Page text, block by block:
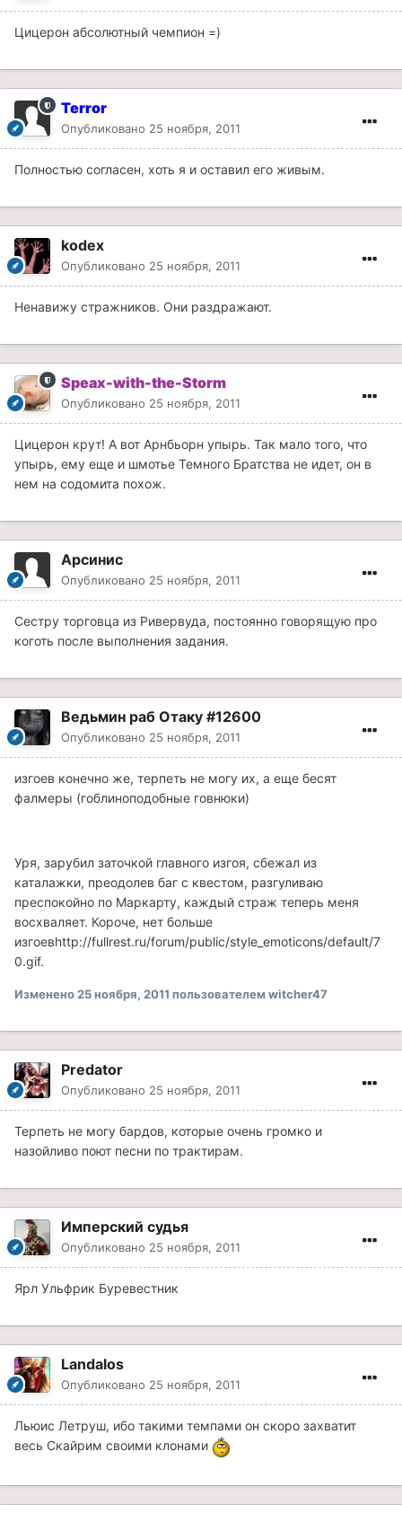
Цицерон абсолютный чемпион =)
Terror
Опубликовано 25 ноября, 2011
Полностью согласен, хоть я и оставил его живым.
kodex
Опубликовано 25 ноября, 2011
Ненавижу стражников. Они раздражают.
Speax-with-the-Storm
Опубликовано 25 ноября, 2011
Цицерон крут! А вот Арнбьорн упырь. Так мало того, что
упырь, ему еще и шмотье Темного Братства не идет, он в
нем на содомита похож.
Арсинис
Опубликовано 25 ноября, 2011
Сестру торговца из Ривервуда, постоянно говорящую про
коготь после выполнения задания.
Ведьмин раб Отаку #12600
Опубликовано 25 ноября, 2011
изгоев конечно же, терпеть не могу их, а еще бесят
фалмеры (гоблиноподобные говнюки)
Уря, зарубил заточкой главного изгоя, сбежал из
каталажки, преодолев баг с квестом, разгуливаю
преспокойно по Маркарту, каждый страж теперь меня
восхваляет. Короче, нет больше
изгоевhttp://fullrest.ru/forum/public/style_emoticons/default/7
0.gif.
Изменено25 ноября, 2011 пользователем witcher47
Predator
Опубликовано 25 ноября, 2011
Терпеть не могу бардов, которые очень громко и
назойливо поют песни по трактирам.
Имперский судья
Опубликовано 25 ноября, 2011
Ярл Ульфрик Буревестник
Landalos
Опубликовано 25 ноября, 2011
Льюис Летруш, ибо такими темпами он скоро захватит
весь Скайрим своими клонами